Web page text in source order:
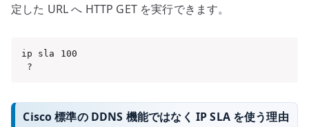
定した URL へ HTTP GET を実行できます。
ip sla 100
?
Cisco 標準の DDNS 機能ではなく IP SLA を使う理由